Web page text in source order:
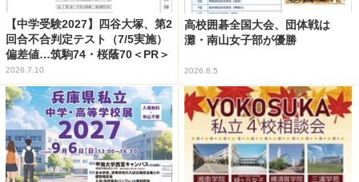
【中学受験2027】四谷大塚、第2
回合不合判定テスト（7/5実施）
偏差値…筑駒74・桜蔭70＜PR＞
2026.7.10
高校囲碁全国大会、団体戦は
灘・南山女子部が優勝
2026.8.5